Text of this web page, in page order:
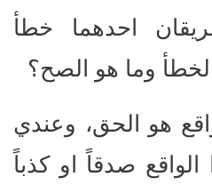
احدهما خطأ
وما هو الصح؟
هو الحق، وعندي
صدقاً او كذباً